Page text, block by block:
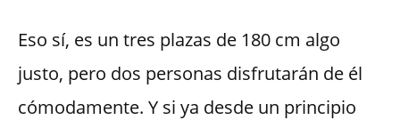
Eso sí, es un tres plazas de 180 cm algo
justo, pero dos personas disfrutarán de él
cómodamente. Y si ya desde un principio